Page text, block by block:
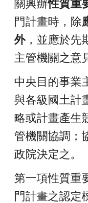
關興辦性質重
門計畫時，除
外，並應於先
主管機關之意
中央目的事業
與各級國土計
略或計畫產生
管機關協調；
政院決定之。
第一項性質重
門計畫之認定